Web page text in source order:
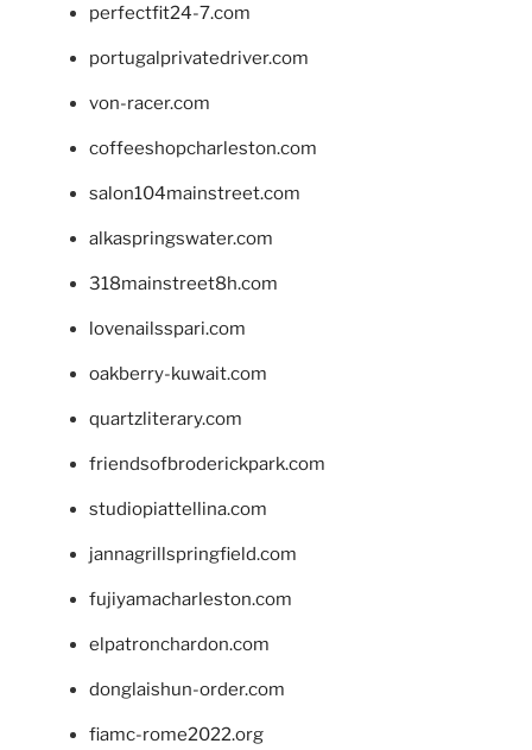
perfectfit24-7.com
portugalprivatedriver.com
von-racer.com
coffeeshopcharleston.com
salon104mainstreet.com
alkaspringswater.com
318mainstreet8h.com
lovenailsspari.com
oakberry-kuwait.com
quartzliterary.com
friendsofbroderickpark.com
studiopiattellina.com
jannagrillspringfield.com
fujiyamacharleston.com
elpatronchardon.com
donglaishun-order.com
fiamc-rome2022.org